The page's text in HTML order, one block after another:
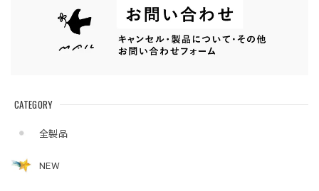
CATEGORY
全製品
NEW